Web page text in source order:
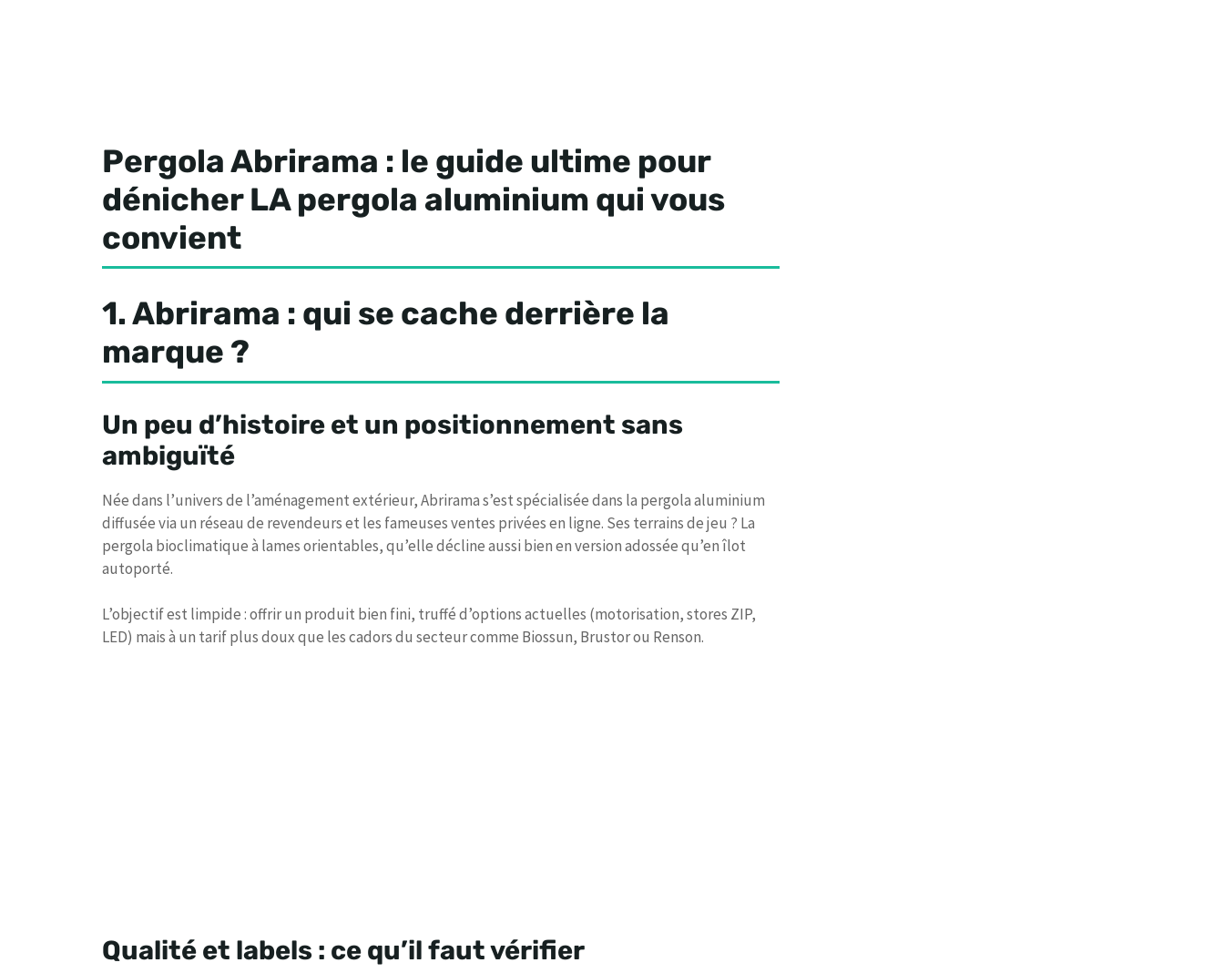
Pergola Abrirama : le guide ultime pour
dénicher LA pergola aluminium qui vous
convient
1. Abrirama : qui se cache derrière la
marque ?
Un peu d’histoire et un positionnement sans
ambiguïté
Née dans l’univers de l’aménagement extérieur, Abrirama s’est spécialisée dans la pergola aluminium
diffusée via un réseau de revendeurs et les fameuses ventes privées en ligne. Ses terrains de jeu ? La
pergola bioclimatique à lames orientables, qu’elle décline aussi bien en version adossée qu’en îlot
autoporté.
L’objectif est limpide : offrir un produit bien fini, truffé d’options actuelles (motorisation, stores ZIP,
LED) mais à un tarif plus doux que les cadors du secteur comme Biossun, Brustor ou Renson.
Qualité et labels : ce qu’il faut vérifier